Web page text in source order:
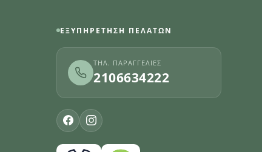
ΕΞΥΠΗΡΈΤΗΣΗ ΠΕΛΑΤΏΝ
ΤΗΛ. ΠΑΡΑΓΓΕΛΊΕΣ
2106634222